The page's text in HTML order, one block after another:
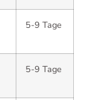
5-9 Tage
5-9 Tage